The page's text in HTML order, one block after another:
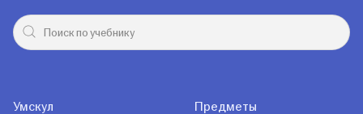
Умскул
Предметы